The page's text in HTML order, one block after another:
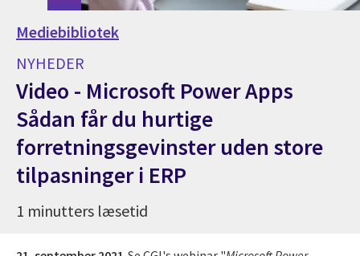
Mediebibliotek
NYHEDER
Video - Microsoft Power Apps
Sådan får du hurtige
forretningsgevinster uden store
tilpasninger i ERP
1 minutters læsetid